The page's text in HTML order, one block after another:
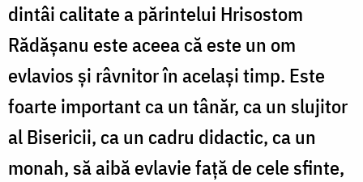
dintâi calitate a părintelui Hrisostom
Rădășanu este aceea că este un om
evlavios și râvnitor în același timp. Este
foarte important ca un tânăr, ca un slujitor
al Bisericii, ca un cadru didactic, ca un
monah, să aibă evlavie față de cele sfinte,